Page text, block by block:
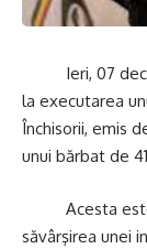
Ieri, 07
la executarea
Închisorii, emis
unui bărbat de
Acesta este
săvârşirea unei